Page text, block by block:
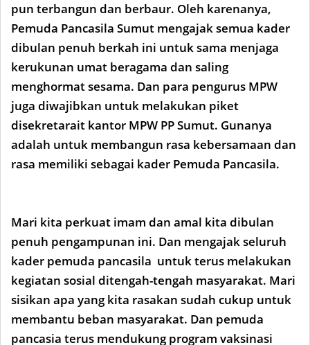
pun terbangun dan berbaur. Oleh karenanya,
Pemuda Pancasila Sumut mengajak semua kader
dibulan penuh berkah ini untuk sama menjaga
kerukunan umat beragama dan saling
menghormat sesama. Dan para pengurus MPW
juga diwajibkan untuk melakukan piket
disekretarait kantor MPW PP Sumut. Gunanya
adalah untuk membangun rasa kebersamaan dan
rasa memiliki sebagai kader Pemuda Pancasila.
Mari kita perkuat imam dan amal kita dibulan
penuh pengampunan ini. Dan mengajak seluruh
kader pemuda pancasila untuk terus melakukan
kegiatan sosial ditengah-tengah masyarakat. Mari
sisikan apa yang kita rasakan sudah cukup untuk
membantu beban masyarakat. Dan pemuda
pancasia terus mendukung program vaksinasi